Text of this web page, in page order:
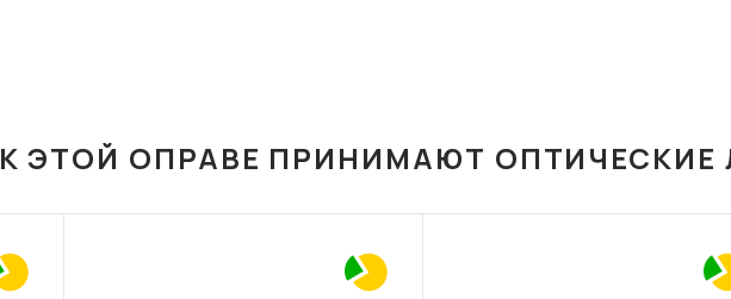
К ЭТОЙ ОПРАВЕ ПРИНИМАЮТ ОПТИЧЕСКИЕ